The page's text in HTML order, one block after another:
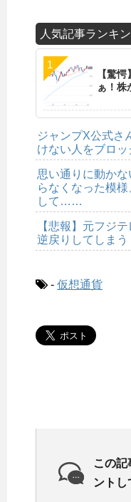
人気記事ランキ
【驚
ぁ！株
ジャンプX公式さ
けない人をブロッ
思い通りに動か
らなくなった模
して……
【悲報】元フジ
逆戻りしてしまう
- 仮想通貨
この記
ントし